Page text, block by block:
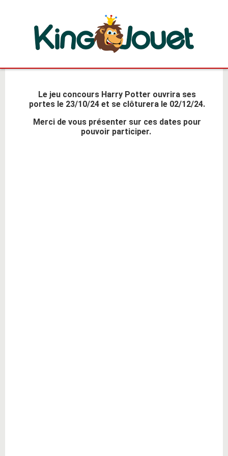
Le jeu concours Harry Potter ouvrira ses
portes le 23/10/24 et se clôturera le 02/12/24.
Merci de vous présenter sur ces dates pour
pouvoir participer.